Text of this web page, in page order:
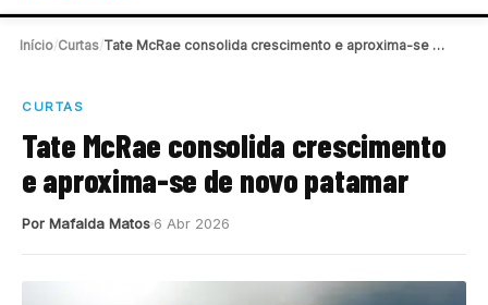
Início Curtas Tate McRae consolida crescimento e aproxima-se de novo…
CURTAS
Tate McRae consolida crescimento
e aproxima-se de novo patamar
Por Mafalda Matos 6 Abr 2026